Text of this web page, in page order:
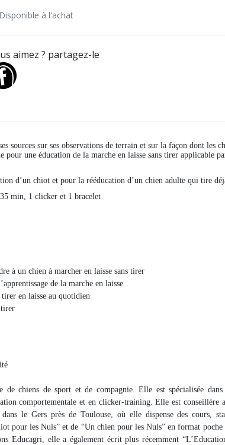
Disponible à l'achat
aimez ? partagez-le
sources sur ses observations de terrain et sur la façon dont les
une éducation de la marche en laisse sans tirer applicable
d’un chiot et pour la rééducation d’un chien adulte qui tire
min, 1 clicker et 1 bracelet
à un chien à marcher en laisse sans tirer
de la marche en laisse
en laisse au quotidien
tirer
de chiens de sport et de compagnie. Elle est spécialisée
comportementale et en clicker-training. Elle est conseillère
le Gers près de Toulouse, où elle dispense des cours,
pour les Nuls” et de “Un chien pour les Nuls” en format
Educagri, elle a également écrit plus récemment